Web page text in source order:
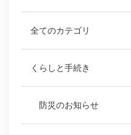
全てのカテゴリ
くらしと手続き
防災のお知らせ